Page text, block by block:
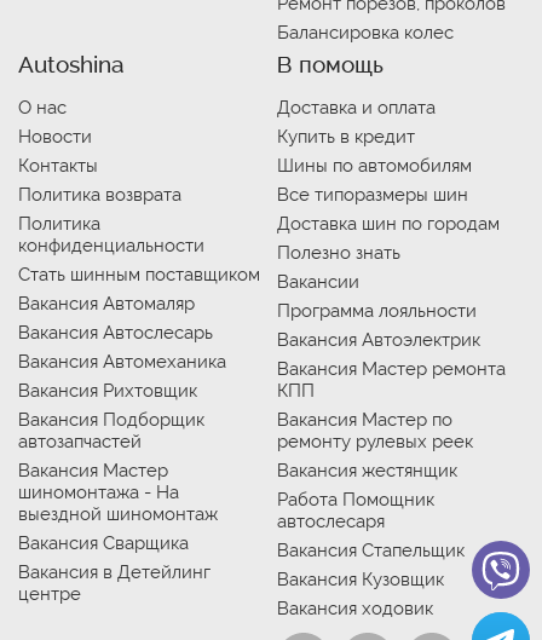
Балансировка колес
Autoshina
О нас
Новости
Контакты
Политика возврата
Политика
конфиденциальности
Стать шинным поставщиком
Вакансия Автомаляр
Вакансия Автослесарь
Вакансия Автомеханика
Вакансия Рихтовщик
Вакансия Подборщик
автозапчастей
Вакансия Мастер
шиномонтажа - На
выездной шиномонтаж
Вакансия Сварщика
Вакансия в Детейлинг
центре
В помощь
Доставка и оплата
Купить в кредит
Шины по автомобилям
Все типоразмеры шин
Доставка шин по городам
Полезно знать
Вакансии
Программа лояльности
Вакансия Автоэлектрик
Вакансия Мастер ремонта
КПП
Вакансия Мастер по
ремонту рулевых реек
Вакансия жестянщик
Работа Помощник
автослесаря
Вакансия Стапельщик
Вакансия Кузовщик
Вакансия ходовик